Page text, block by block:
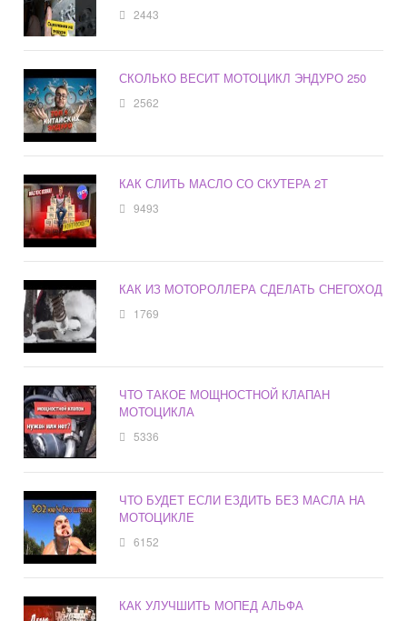
2443
СКОЛЬКО ВЕСИТ МОТОЦИКЛ ЭНДУРО 250
2562
КАК СЛИТЬ МАСЛО СО СКУТЕРА 2Т
9493
КАК ИЗ МОТОРОЛЛЕРА СДЕЛАТЬ СНЕГОХОД
1769
ЧТО ТАКОЕ МОЩНОСТНОЙ КЛАПАН
МОТОЦИКЛА
5336
ЧТО БУДЕТ ЕСЛИ ЕЗДИТЬ БЕЗ МАСЛА НА
МОТОЦИКЛЕ
6152
КАК УЛУЧШИТЬ МОПЕД АЛЬФА